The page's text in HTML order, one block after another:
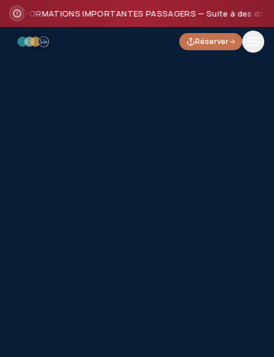
INFORMATIONS IMPORTANTES PASSAGERS — Suite à des
Réserver